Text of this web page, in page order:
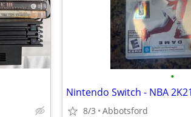
•
Nintendo Switch - NBA 2K21
8/3 Abbotsford